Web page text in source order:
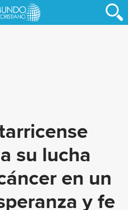
su lucha
en un
y fe